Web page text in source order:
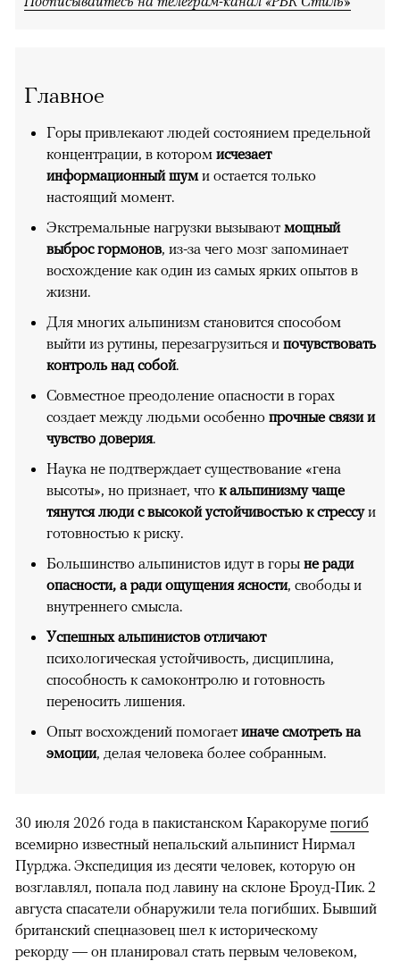
Главное
Горы привлекают людей состоянием предельной
концентрации, в котором исчезает
информационный шум и остается только
настоящий момент.
Экстремальные нагрузки вызывают мощный
выброс гормонов, из-за чего мозг запоминает
восхождение как один из самых ярких опытов в
жизни.
Для многих альпинизм становится способом
выйти из рутины, перезагрузиться и почувствовать
контроль над собой.
Совместное преодоление опасности в горах
создает между людьми особенно прочные связи и
чувство доверия.
Наука не подтверждает существование «гена
высоты», но признает, что к альпинизму чаще
тянутся люди с высокой устойчивостью к стрессуи
готовностью к риску.
Большинство альпинистов идут в горы не ради
опасности, а ради ощущения ясности, свободы и
внутреннего смысла.
Успешных альпинистов отличают
психологическая устойчивость, дисциплина,
способность к самоконтролю и готовность
переносить лишения.
Опыт восхождений помогает иначе смотреть на
эмоции, делая человека более собранным.
30 июля 2026 года в пакистанском Каракоруме погиб
всемирно известный непальский альпинист Нирмал
Пурджа. Экспедиция из десяти человек, которую он
возглавлял, попала под лавину на склоне Броуд-Пик. 2
августа спасатели обнаружили тела погибших. Бывший
британский спецназовец шел к историческому
рекорду — он планировал стать первым человеком,